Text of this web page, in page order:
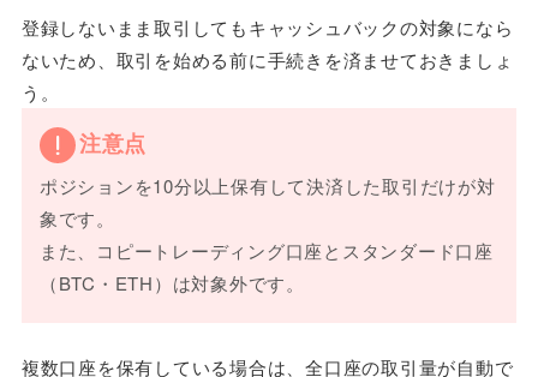
登録しないまま取引してもキャッシュバックの対象になら
ないため、取引を始める前に手続きを済ませておきましょ
う。
注意点
ポジションを10分以上保有して決済した取引だけが対
象です。
また、コピートレーディング口座とスタンダード口座
（BTC・ETH）は対象外です。
複数口座を保有している場合は、全口座の取引量が自動で